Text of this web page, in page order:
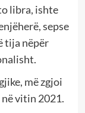
libra, ishte
sepse
tija nëpër
më zgjoi
në vitin 2021.